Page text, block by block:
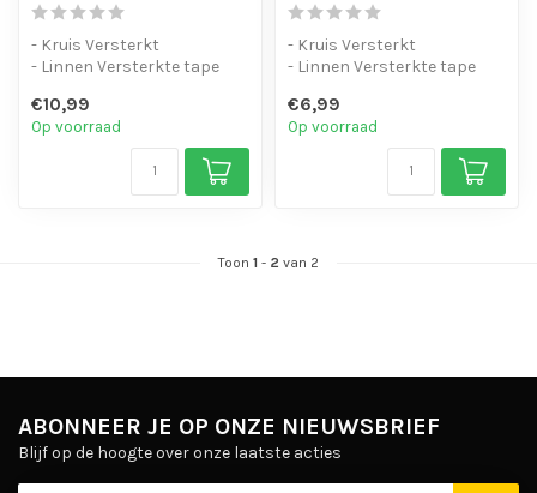
- Kruis Versterkt
- Linnen Versterkte tape
€10,99
Op voorraad
- Kruis Versterkt
- Linnen Versterkte tape
€6,99
Op voorraad
Toon 1 - 2 van 2
ABONNEER JE OP ONZE NIEUWSBRIEF
Blijf op de hoogte over onze laatste acties